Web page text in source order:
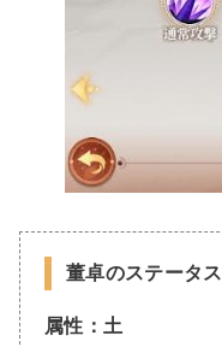
董卓のステータス
属性：土